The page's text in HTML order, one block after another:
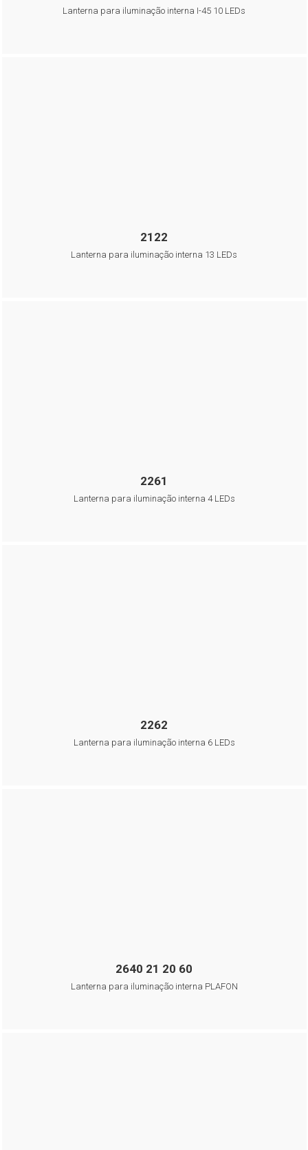
Lanterna para iluminação interna I-45 10 LEDs
2122
Lanterna para iluminação interna 13 LEDs
2261
Lanterna para iluminação interna 4 LEDs
2262
Lanterna para iluminação interna 6 LEDs
2640 21 20 60
Lanterna para iluminação interna PLAFON